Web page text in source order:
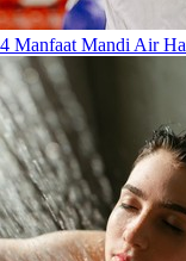
4 Manfaat Mandi Air